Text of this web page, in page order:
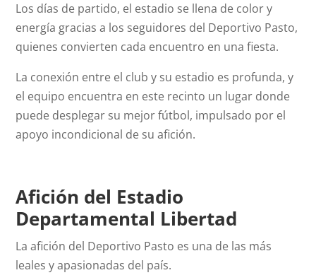
Los días de partido, el estadio se llena de color y
energía gracias a los seguidores del Deportivo Pasto,
quienes convierten cada encuentro en una fiesta.
La conexión entre el club y su estadio es profunda, y
el equipo encuentra en este recinto un lugar donde
puede desplegar su mejor fútbol, impulsado por el
apoyo incondicional de su afición.
Afición del Estadio
Departamental Libertad
La afición del Deportivo Pasto es una de las más
leales y apasionadas del país.